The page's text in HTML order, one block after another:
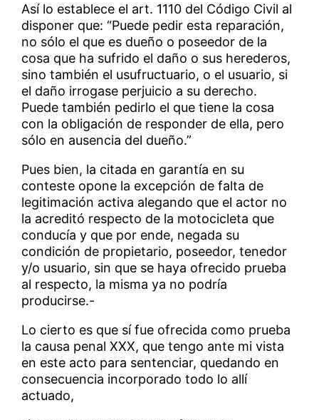
Así lo establece el art. 1110 del Código Civil al
disponer que: “Puede pedir esta reparación,
no sólo el que es dueño o poseedor de la
cosa que ha sufrido el daño o sus herederos,
sino también el usufructuario, o el usuario, si
el daño irrogase perjuicio a su derecho.
Puede también pedirlo el que tiene la cosa
con la obligación de responder de ella, pero
sólo en ausencia del dueño.”
Pues bien, la citada en garantía en su
conteste opone la excepción de falta de
legitimación activa alegando que el actor no
la acreditó respecto de la motocicleta que
conducía y que por ende, negada su
condición de propietario, poseedor, tenedor
y/o usuario, sin que se haya ofrecido prueba
al respecto, la misma ya no podría
producirse.-
Lo cierto es que sí fue ofrecida como prueba
la causa penal XXX, que tengo ante mi vista
en este acto para sentenciar, quedando en
consecuencia incorporado todo lo allí
actuado,